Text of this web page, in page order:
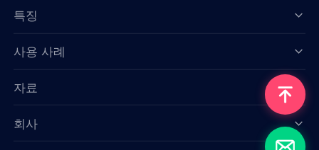
특징
사용 사례
자료
회사